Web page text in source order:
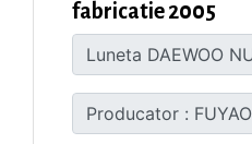
fabricatie 2005